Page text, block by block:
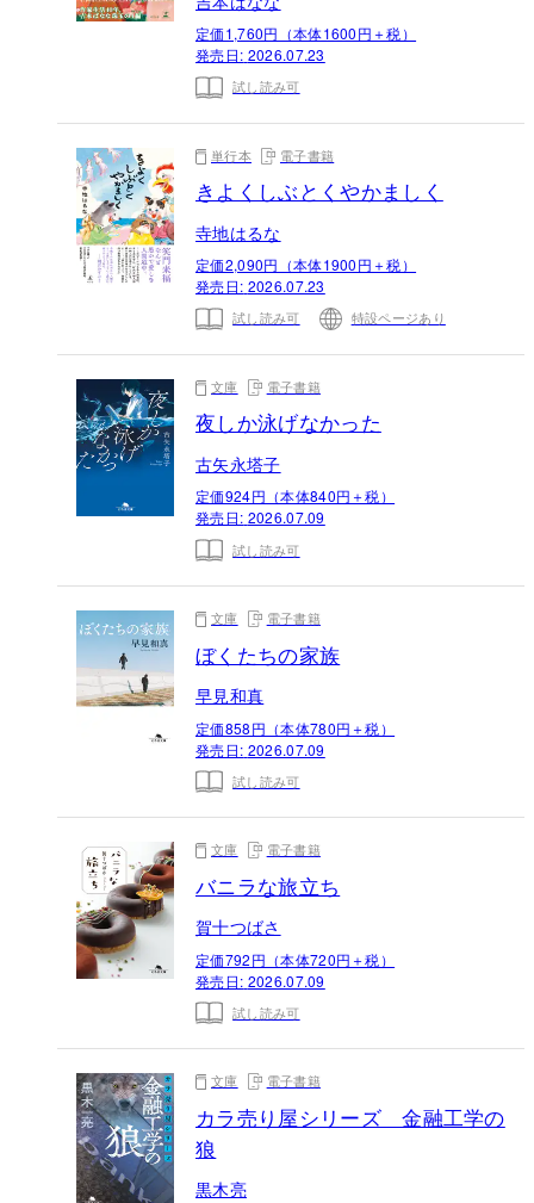
定価1,760円（本体1600円＋税）
発売日: 2026.07.23
試し読み可
単行本 電子書籍
きよくしぶとくやかましく
寺地はるな
定価2,090円（本体1900円＋税）
発売日: 2026.07.23
試し読み可 特設ページあり
文庫 電子書籍
夜しか泳げなかった
古矢永塔子
定価924円（本体840円＋税）
発売日: 2026.07.09
試し読み可
文庫 電子書籍
ぼくたちの家族
早見和真
定価858円（本体780円＋税）
発売日: 2026.07.09
試し読み可
文庫 電子書籍
バニラな旅立ち
賀十つばさ
定価792円（本体720円＋税）
発売日: 2026.07.09
試し読み可
文庫 電子書籍
カラ売り屋シリーズ 金融工学の
狼
黒木亮